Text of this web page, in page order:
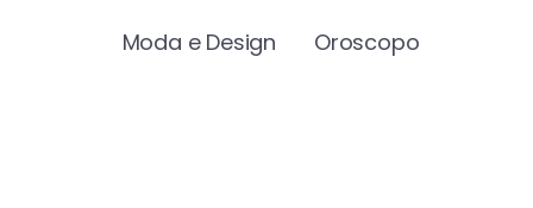
Moda e Design Oroscopo